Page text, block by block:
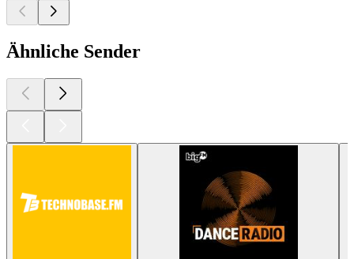
Ähnliche Sender